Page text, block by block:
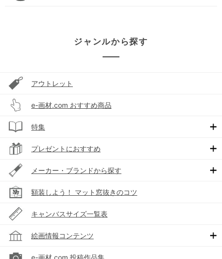
ジャンルから探す
アウトレット
e-画材.com おすすめ商品
特集
プレゼントにおすすめ
メーカー・ブランドから探す
額装しよう！ マット窓抜きのコツ
キャンバスサイズ一覧表
絵画情報コンテンツ
e-画材.com 投稿作品集